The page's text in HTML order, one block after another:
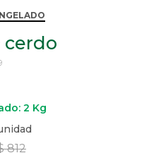
cerdo
2 Kg
812